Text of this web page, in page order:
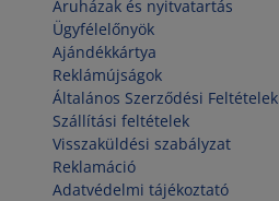
Áruházak és nyitvatartás
Ügyfélelőnyök
Ajándékkártya
Reklámújságok
Általános Szerződési Feltételek
Szállítási feltételek
Visszaküldési szabályzat
Reklamáció
Adatvédelmi tájékoztató